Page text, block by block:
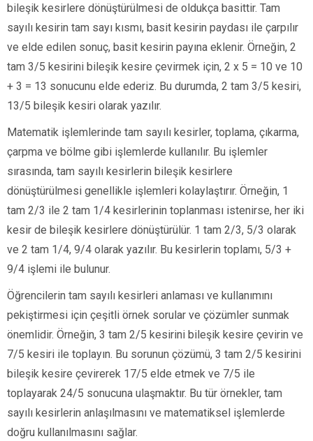
bileşik kesirlere dönüştürülmesi de oldukça basittir. Tam
sayılı kesirin tam sayı kısmı, basit kesirin paydası ile çarpılır
ve elde edilen sonuç, basit kesirin payına eklenir. Örneğin, 2
tam 3/5 kesirini bileşik kesire çevirmek için, 2 x 5 = 10 ve 10
+ 3 = 13 sonucunu elde ederiz. Bu durumda, 2 tam 3/5 kesiri,
13/5 bileşik kesiri olarak yazılır.
Matematik işlemlerinde tam sayılı kesirler, toplama, çıkarma,
çarpma ve bölme gibi işlemlerde kullanılır. Bu işlemler
sırasında, tam sayılı kesirlerin bileşik kesirlere
dönüştürülmesi genellikle işlemleri kolaylaştırır. Örneğin, 1
tam 2/3 ile 2 tam 1/4 kesirlerinin toplanması istenirse, her iki
kesir de bileşik kesirlere dönüştürülür. 1 tam 2/3, 5/3 olarak
ve 2 tam 1/4, 9/4 olarak yazılır. Bu kesirlerin toplamı, 5/3 +
9/4 işlemi ile bulunur.
Öğrencilerin tam sayılı kesirleri anlaması ve kullanımını
pekiştirmesi için çeşitli örnek sorular ve çözümler sunmak
önemlidir. Örneğin, 3 tam 2/5 kesirini bileşik kesire çevirin ve
7/5 kesiri ile toplayın. Bu sorunun çözümü, 3 tam 2/5 kesirini
bileşik kesire çevirerek 17/5 elde etmek ve 7/5 ile
toplayarak 24/5 sonucuna ulaşmaktır. Bu tür örnekler, tam
sayılı kesirlerin anlaşılmasını ve matematiksel işlemlerde
doğru kullanılmasını sağlar.